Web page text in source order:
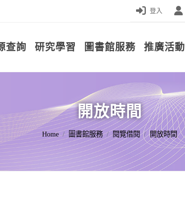
登入
查詢 研究學習 圖書館服務 推廣活動
開放時間
Home 圖書館服務 閱覽借閱 開放時間